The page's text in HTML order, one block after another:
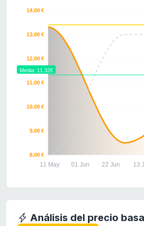
14.00 €
13.00 €
12.00 €
11.00 €
10.00 €
9.00 €
8.00 €
11 May 01 Jun 22 Jun 13
Media: 11.32€
Análisis del precio